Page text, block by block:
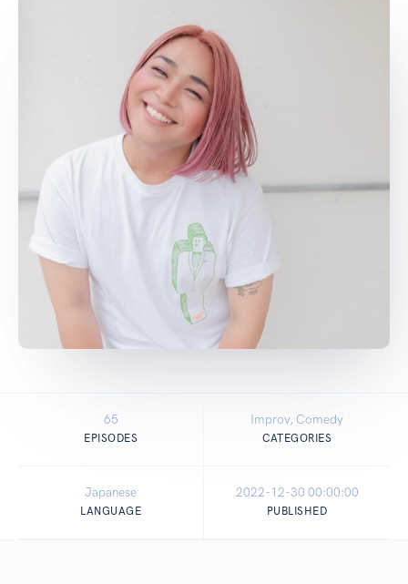
65
EPISODES
Improv, Comedy
CATEGORIES
Japanese
LANGUAGE
2022-12-30 00:00:00
PUBLISHED